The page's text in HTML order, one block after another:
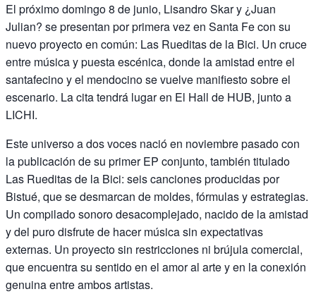
El próximo domingo 8 de junio, Lisandro Skar y ¿Juan
Julian? se presentan por primera vez en Santa Fe con su
nuevo proyecto en común: Las Rueditas de la Bici. Un cruce
entre música y puesta escénica, donde la amistad entre el
santafecino y el mendocino se vuelve manifiesto sobre el
escenario. La cita tendrá lugar en El Hall de HUB, junto a
LICHI.
Este universo a dos voces nació en noviembre pasado con
la publicación de su primer EP conjunto, también titulado
Las Rueditas de la Bici: seis canciones producidas por
Bistué, que se desmarcan de moldes, fórmulas y estrategias.
Un compilado sonoro desacomplejado, nacido de la amistad
y del puro disfrute de hacer música sin expectativas
externas. Un proyecto sin restricciones ni brújula comercial,
que encuentra su sentido en el amor al arte y en la conexión
genuina entre ambos artistas.